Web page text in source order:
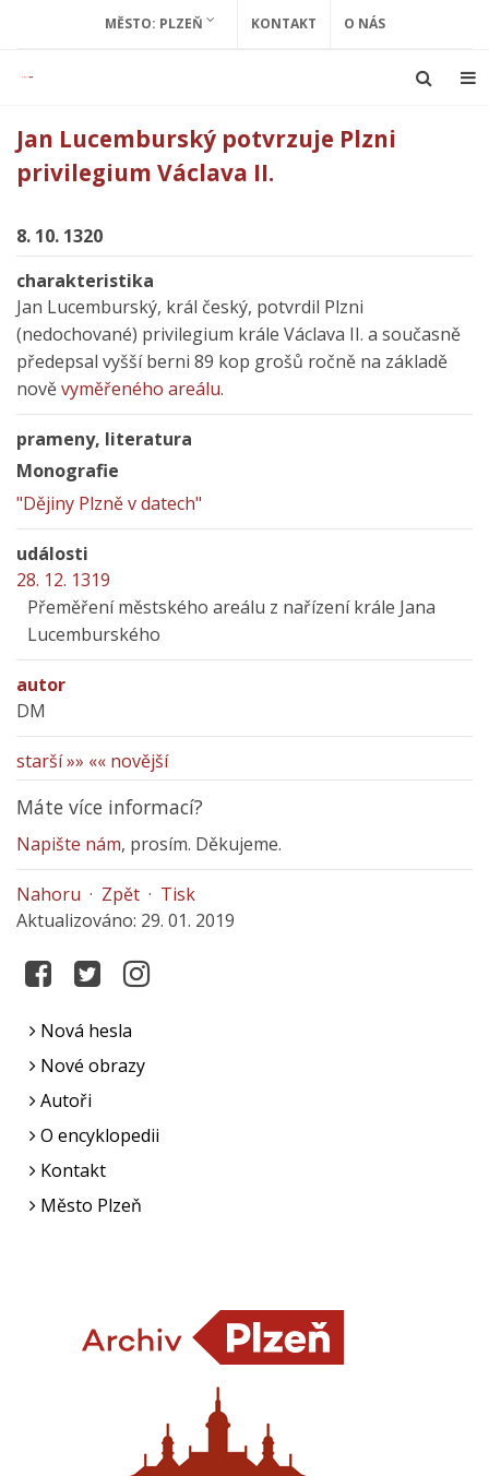
MĚSTO: PLZEŇ KONTAKT O NÁS
Jan Lucemburský potvrzuje Plzni
privilegium Václava II.
8. 10. 1320
charakteristika
Jan Lucemburský, král český, potvrdil Plzni
(nedochované) privilegium krále Václava II. a současně
předepsal vyšší berni 89 kop grošů ročně na základě
nověvyměřeného areálu.
prameny, literatura
Monografie
"Dějiny Plzně v datech"
události
28. 12. 1319
Přeměření městského areálu z nařízení krále Jana
Lucemburského
autor
DM
starší »» «« novější
Máte více informací?
Napište nám, prosím. Děkujeme.
Nahoru · Zpět · Tisk
Aktualizováno: 29. 01. 2019
Nová hesla
Nové obrazy
Autoři
O encyklopedii
Kontakt
Město Plzeň